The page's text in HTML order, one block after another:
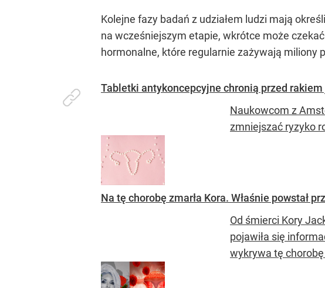
Kolejne fazy badań z udziałem ludzi mają
na wcześniejszym etapie, wkrótce może
hormonalne, które regularnie zażywają miliony
Tabletki antykoncepcyjne chronią przed
Naukowcom z
zmniejszać ryzyko
Na tę chorobę zmarła Kora. Właśnie powstał
Od śmierci Kory
pojawiła się
wykrywa tę